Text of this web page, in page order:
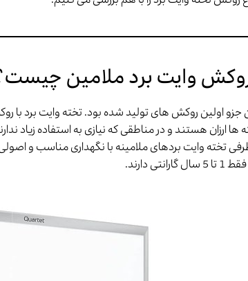
وایت برد ملامین
جزو اولین روکش های تولید شده بود. تخته وایت برد
ارزان هستند و در مناطقی که نیازی به استفاده زیاد
تخته وایت بردهای ملامینه با نگهداری مناسب و
دارند.